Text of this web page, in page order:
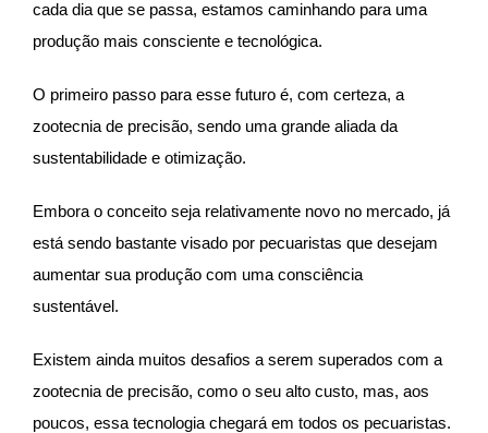
cada dia que se passa, estamos caminhando para uma
produção mais consciente e tecnológica.
O primeiro passo para esse futuro é, com certeza, a
zootecnia de precisão, sendo uma grande aliada da
sustentabilidade e otimização.
Embora o conceito seja relativamente novo no mercado, já
está sendo bastante visado por pecuaristas que desejam
aumentar sua produção com uma consciência
sustentável.
Existem ainda muitos desafios a serem superados com a
zootecnia de precisão, como o seu alto custo, mas, aos
poucos, essa tecnologia chegará em todos os pecuaristas.